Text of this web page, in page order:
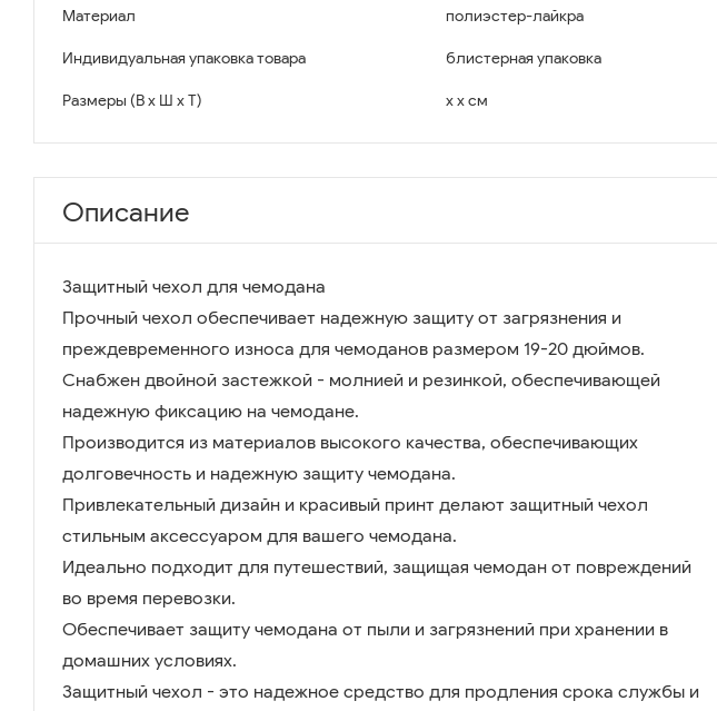
Материал полиэстер-лайкра
Индивидуальная упаковка товара блистерная упаковка
Размеры (В x Ш x Т) x x см
Описание
Защитный чехол для чемодана
Прочный чехол обеспечивает надежную защиту от загрязнения и
преждевременного износа для чемоданов размером 19-20 дюймов.
Снабжен двойной застежкой - молнией и резинкой, обеспечивающей
надежную фиксацию на чемодане.
Производится из материалов высокого качества, обеспечивающих
долговечность и надежную защиту чемодана.
Привлекательный дизайн и красивый принт делают защитный чехол
стильным аксессуаром для вашего чемодана.
Идеально подходит для путешествий, защищая чемодан от повреждений
во время перевозки.
Обеспечивает защиту чемодана от пыли и загрязнений при хранении в
домашних условиях.
Защитный чехол - это надежное средство для продления срока службы и